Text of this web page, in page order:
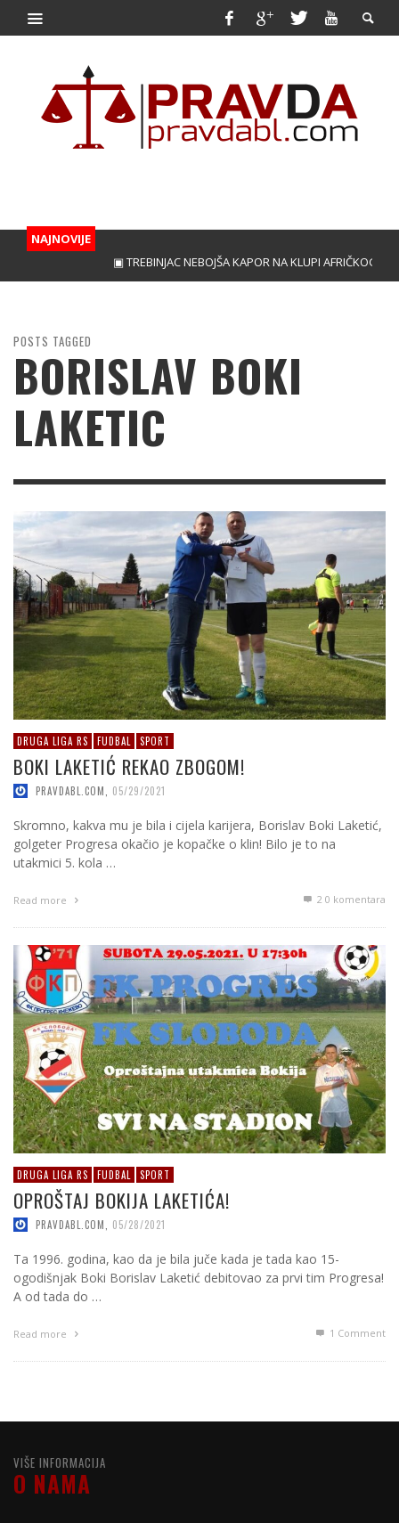
NAJNOVIJE
▣ TREBINJAC NEBOJŠA KAPOR NA KLUPI AFRIČKOG
POSTS TAGGED
BORISLAV BOKI
LAKETIC
DRUGA LIGA RS FUDBAL SPORT
BOKI LAKETIĆ REKAO ZBOGOM!
PRAVDABL.COM 05/29/2021
Skromno, kakva mu je bila i cijela karijera, Borislav Boki Laketić,
golgeter Progresa okačio je kopačke o klin! Bilo je to na
utakmici 5. kola …
Read more 2 0 komentara
DRUGA LIGA RS FUDBAL SPORT
OPROŠTAJ BOKIJA LAKETIĆA!
PRAVDABL.COM 05/28/2021
Ta 1996. godina, kao da je bila juče kada je tada kao 15-
ogodišnjak Boki Borislav Laketić debitovao za prvi tim Progresa!
A od tada do …
Read more 1 Comment
VIŠE INFORMACIJA
O NAMA